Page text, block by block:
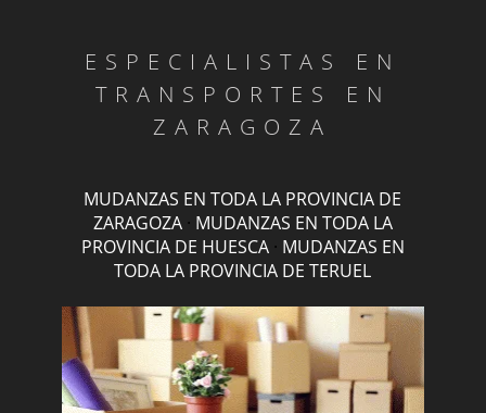
ESPECIALISTAS EN
TRANSPORTES EN
ZARAGOZA
MUDANZAS EN TODA LA PROVINCIA DE
ZARAGOZA· MUDANZAS EN TODA LA
PROVINCIA DE HUESCA· MUDANZAS EN
TODA LA PROVINCIA DE TERUEL